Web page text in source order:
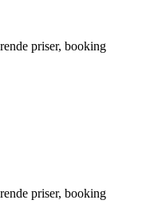
priser, booking
priser, booking